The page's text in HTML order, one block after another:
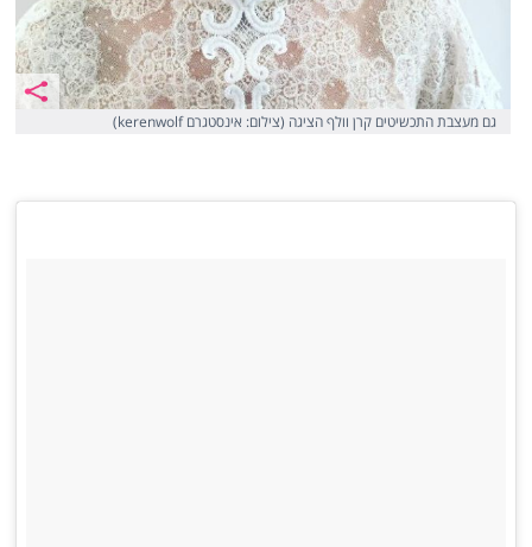
גם מעצבת התכשיטים קרן וולף הציגה (צילום: אינסטגרם kerenwolf)